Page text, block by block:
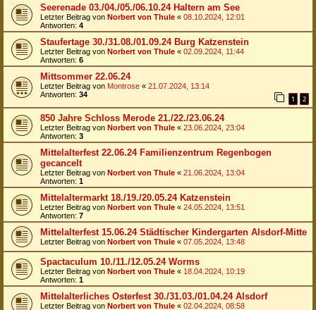
Seerenade 03./04./05./06.10.24 Haltern am See
Letzter Beitrag von Norbert von Thule « 08.10.2024, 12:01
Antworten: 4
Staufertage 30./31.08./01.09.24 Burg Katzenstein
Letzter Beitrag von Norbert von Thule « 02.09.2024, 11:44
Antworten: 6
Mittsommer 22.06.24
Letzter Beitrag von Montrose « 21.07.2024, 13:14
Antworten: 34 1 2
850 Jahre Schloss Merode 21./22./23.06.24
Letzter Beitrag von Norbert von Thule « 23.06.2024, 23:04
Antworten: 3
Mittelalterfest 22.06.24 Familienzentrum Regenbogen
gecancelt
Letzter Beitrag von Norbert von Thule « 21.06.2024, 13:04
Antworten: 1
Mittelaltermarkt 18./19./20.05.24 Katzenstein
Letzter Beitrag von Norbert von Thule « 24.05.2024, 13:51
Antworten: 7
Mittelalterfest 15.06.24 Städtischer Kindergarten Alsdorf-Mitte
Letzter Beitrag von Norbert von Thule « 07.05.2024, 13:48
Spactaculum 10./11./12.05.24 Worms
Letzter Beitrag von Norbert von Thule « 18.04.2024, 10:19
Antworten: 1
Mittelalterliches Osterfest 30./31.03./01.04.24 Alsdorf
Letzter Beitrag von Norbert von Thule « 02.04.2024, 08:58